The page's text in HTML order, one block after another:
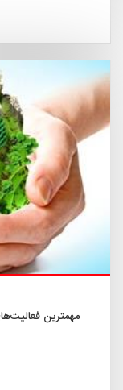
مهمترین